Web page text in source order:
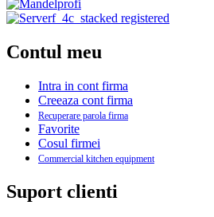
Contul meu
Intra in cont firma
Creeaza cont firma
Recuperare parola firma
Favorite
Cosul firmei
Commercial kitchen equipment
Suport clienti